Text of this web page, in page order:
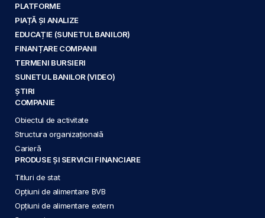
PLATFORME
PIAȚĂ ȘI ANALIZE
EDUCAȚIE (SUNETUL BANILOR)
FINANȚARE COMPANII
TERMENI BURSIERI
SUNETUL BANILOR (VIDEO)
ȘTIRI
COMPANIE
Obiectul de activitate
Structura organizațională
Carieră
PRODUSE ȘI SERVICII FINANCIARE
Titluri de stat
Opțiuni de alimentare BVB
Opțiuni de alimentare extern